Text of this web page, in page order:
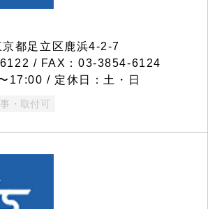
都足立区鹿浜4-2-7
/ FAX：03-3854-6124
17:00 / 定休日：土・日
・取付可